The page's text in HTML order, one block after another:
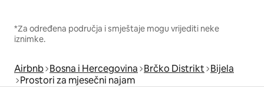
*Za određena područja i smještaje mogu vrijediti neke
iznimke.
Airbnb Bosna i Hercegovina Brčko Distrikt Bijela
Prostori za mjesečni najam